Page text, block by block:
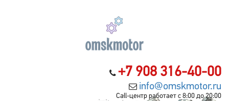
+7 908 316-40-00
info@omskmotor.ru
Call-центр работает с 8:00 до 20:00